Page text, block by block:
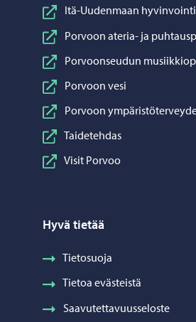
Itä-Uudenmaan
Porvoon ateria- ja
Porvoonseudun
Porvoon vesi
Porvoon
Taidetehdas
Visit Porvoo
Hyvä tietää
Tietosuoja
Tietoa evästeistä
Saavutettavuusseloste